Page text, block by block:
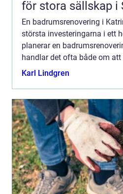
för stora sällskap i
En badrumsrenovering i
största investeringarna i ett
planerar en
handlar det ofta både om
problem och att höja
Karl Lindgren